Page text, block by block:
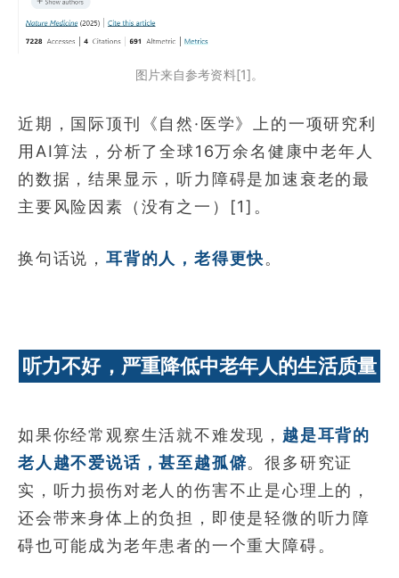
图片来自参考资料[1]。
近期，国际顶刊《自然·医学》上的一项研究利
用AI算法，分析了全球16万余名健康中老年人
的数据，结果显示，听力障碍是加速衰老的最
主要风险因素（没有之一）[1]。
换句话说， 耳背的人，老得更快。
听力不好，严重降低中老年人的生活质量
如果你经常观察生活就不难发现， 越是耳背的
老人越不爱说话，甚至越孤僻。很多研究证
实，听力损伤对老人的伤害不止是心理上的，
还会带来身体上的负担，即使是轻微的听力障
碍也可能成为老年患者的一个重大障碍。